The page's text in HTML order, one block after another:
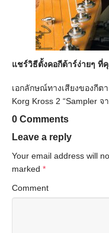
แชร์วิธีตั้งคอกีต้าร์ง่ายๆ ที่
เอกลักษณ์ทางเสียงของกีต
Korg Kross 2 “Sampler
0 Comments
Leave a reply
Your email address will
marked *
Comment